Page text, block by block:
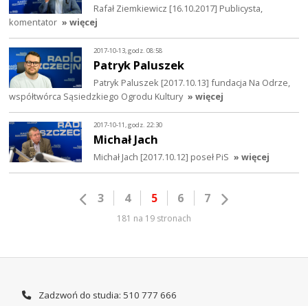
Rafał Ziemkiewicz [16.10.2017] Publicysta,
komentator » więcej
2017-10-13, godz. 08:58
Patryk Paluszek
Patryk Paluszek [2017.10.13] fundacja Na Odrze,
współtwórca Sąsiedzkiego Ogrodu Kultury » więcej
2017-10-11, godz. 22:30
Michał Jach
Michał Jach [2017.10.12] poseł PiS » więcej
3 4 5 6 7
181 na 19 stronach
Zadzwoń do studia: 510 777 666